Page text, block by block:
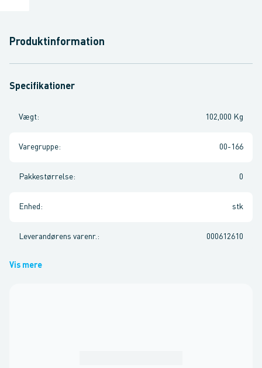
Produktinformation
Specifikationer
Vægt: 102,000 Kg
Varegruppe: 00-166
Pakkestørrelse: 0
Enhed : stk
Leverandørens varenr. : 000612610
Vis mere